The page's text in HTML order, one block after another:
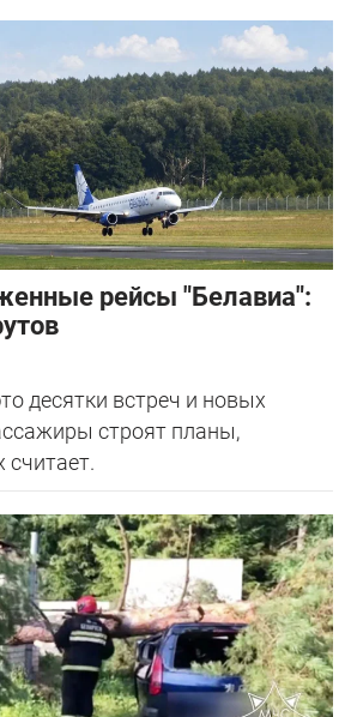
рейсы "Белавиа":
десятки встреч и новых
строят планы,
считает.